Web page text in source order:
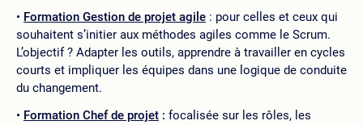
Formation Gestion de projet agile : pour celles et ceux qui
souhaitent s’initier aux méthodes agiles comme le Scrum.
L’objectif ? Adapter les outils, apprendre à travailler en cycles
courts et impliquer les équipes dans une logique de conduite
du changement.
Formation Chef de projet : focalisée sur les rôles, les